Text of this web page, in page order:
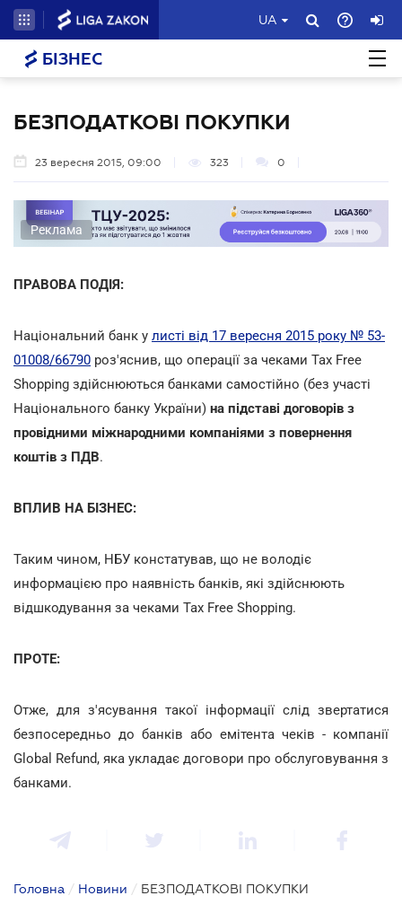
UA
БІЗНЕС
БЕЗПОДАТКОВІ ПОКУПКИ
23 вересня 2015, 09:00 323 0
Реклама
ПРАВОВА ПОДІЯ:
Національний банк у листі від 17 вересня 2015 року № 53-
01008/66790 роз'яснив, що операції за чеками Tax Free
Shopping здійснюються банками самостійно (без участі
Національного банку України) на підставі договорів з
провідними міжнародними компаніями з повернення
коштів з ПДВ.
ВПЛИВ НА БІЗНЕС:
Таким чином, НБУ констатував, що не володіє
информацією про наявність банків, які здійснюють
відшкодування за чеками Tax Free Shopping.
ПРОТЕ:
Отже, для з'ясування такої інформації слід звертатися
безпосередньо до банків або емітента чеків - компанії
Global Refund, яка укладає договори про обслуговування з
банками.
Головна / Новини / БЕЗПОДАТКОВІ ПОКУПКИ